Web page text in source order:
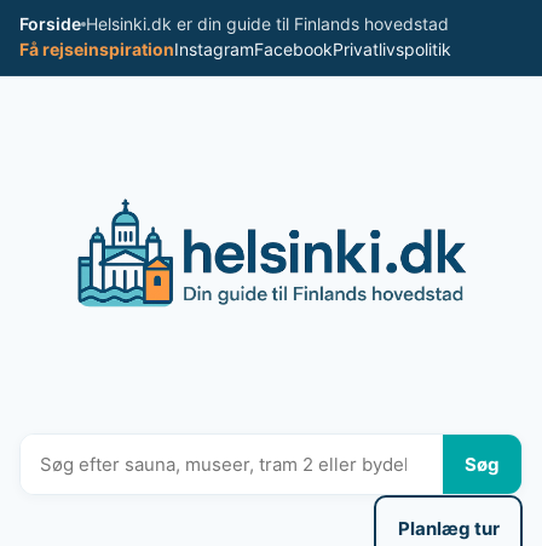
Spring
indhold
Forside Helsinki.dk er din guide til Finlands hovedstad
Få rejseinspirationInstagramFacebookPrivatlivspolitik
Søg
Planlæg tur